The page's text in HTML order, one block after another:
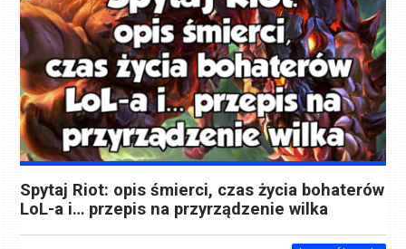
Spytaj Riot: opis śmierci, czas życia bohaterów
LoL-a i… przepis na przyrządzenie wilka